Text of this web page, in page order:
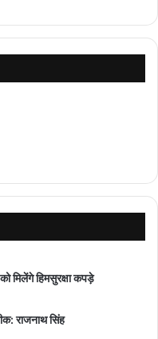
मिलेंगे हिमसुरक्षा कपड़े
राजनाथ सिंह